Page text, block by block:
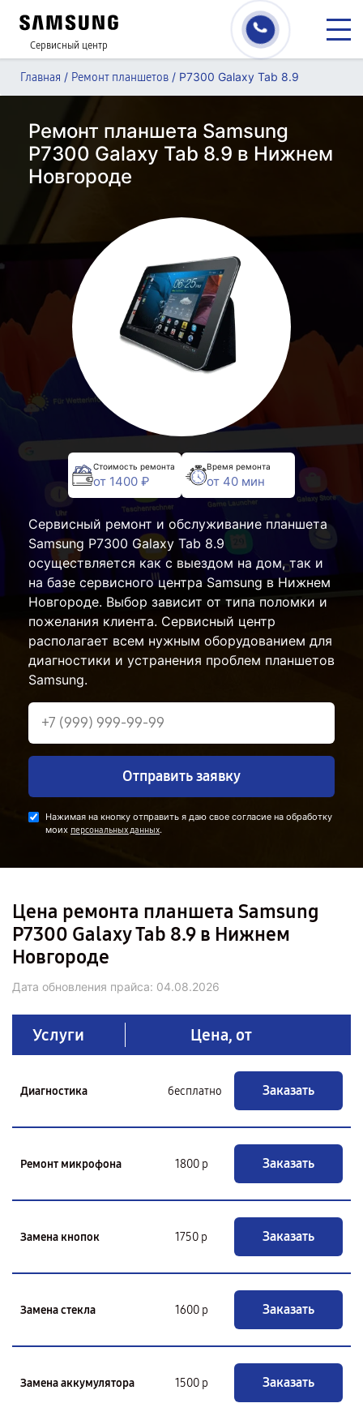
Сервисный центр
Главная / Ремонт планшетов / P7300 Galaxy Tab 8.9
Ремонт планшета Samsung
P7300 Galaxy Tab 8.9 в Нижнем
Новгороде
Стоимость ремонта
от 1400 ₽
Время ремонта
от 40 мин
Сервисный ремонт и обслуживание планшета
Samsung P7300 Galaxy Tab 8.9
осуществляется как с выездом на дом, так и
на базе сервисного центра Samsung в Нижнем
Новгороде. Выбор зависит от типа поломки и
пожелания клиента. Сервисный центр
располагает всем нужным оборудованием для
диагностики и устранения проблем планшетов
Samsung.
Отправить заявку
Нажимая на кнопку отправить я даю свое согласие на обработку
моих персональных данных.
Цена ремонта планшета Samsung
P7300 Galaxy Tab 8.9 в Нижнем
Новгороде
Дата обновления прайса: 04.08.2026
Услуги Цена, от
Диагностика бесплатно Заказать
Ремонт микрофона 1800 р Заказать
Замена кнопок 1750 р Заказать
Замена стекла 1600 р Заказать
Замена аккумулятора 1500 р Заказать